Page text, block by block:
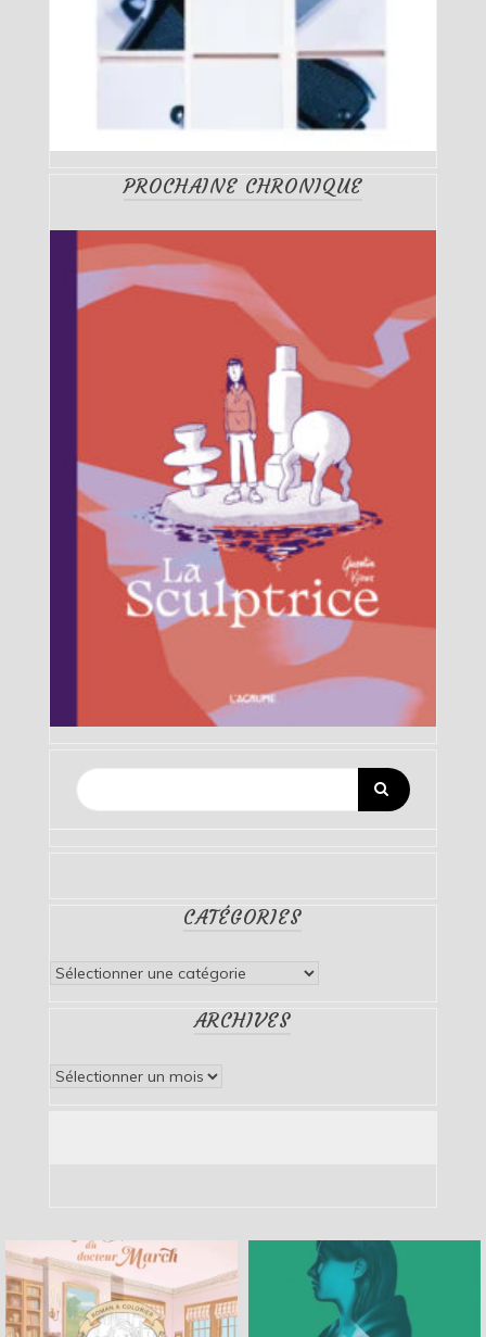
PROCHAINE CHRONIQUE
CATÉGORIES
Catégories
ARCHIVES
Archives